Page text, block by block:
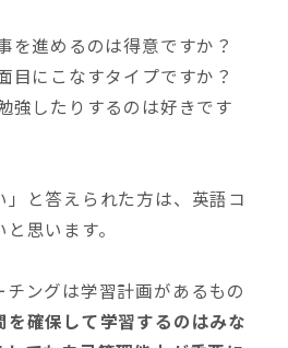
を進めるのは得意ですか？
目にこなすタイプですか？
強したりするのは好きです
」と答えられた方は、英語コ
思います。
ングは学習計画があるもの
を確保して学習するのはみな